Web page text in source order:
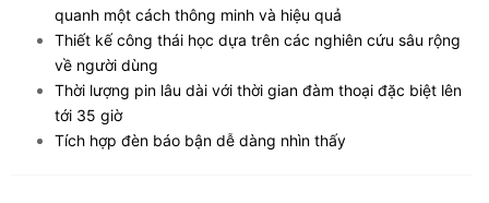
quanh một cách thông minh và hiệu quả
Thiết kế công thái học dựa trên các nghiên cứu sâu rộng
về người dùng
Thời lượng pin lâu dài với thời gian đàm thoại đặc biệt lên
tới 35 giờ
Tích hợp đèn báo bận dễ dàng nhìn thấy